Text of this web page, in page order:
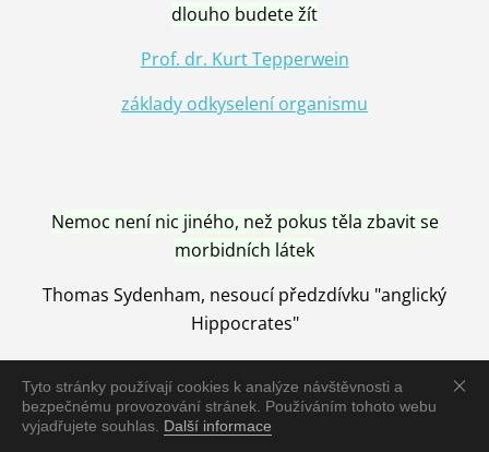
Tyto stránky používají cookies k analýze návštěvnosti a
bezpečnému provozování stránek. Používáním tohoto webu
vyjadřujete souhlas. Další informace
dlouho budete žít
Prof. dr. Kurt Tepperwein
základy odkyselení organismu
Nemoc není nic jiného, než pokus těla zbavit se
morbidních látek
Thomas Sydenham, nesoucí předzdívku "anglický
Hippocrates"
Nemoc je vyléčena jen pomocí Přírody, neutralizací a